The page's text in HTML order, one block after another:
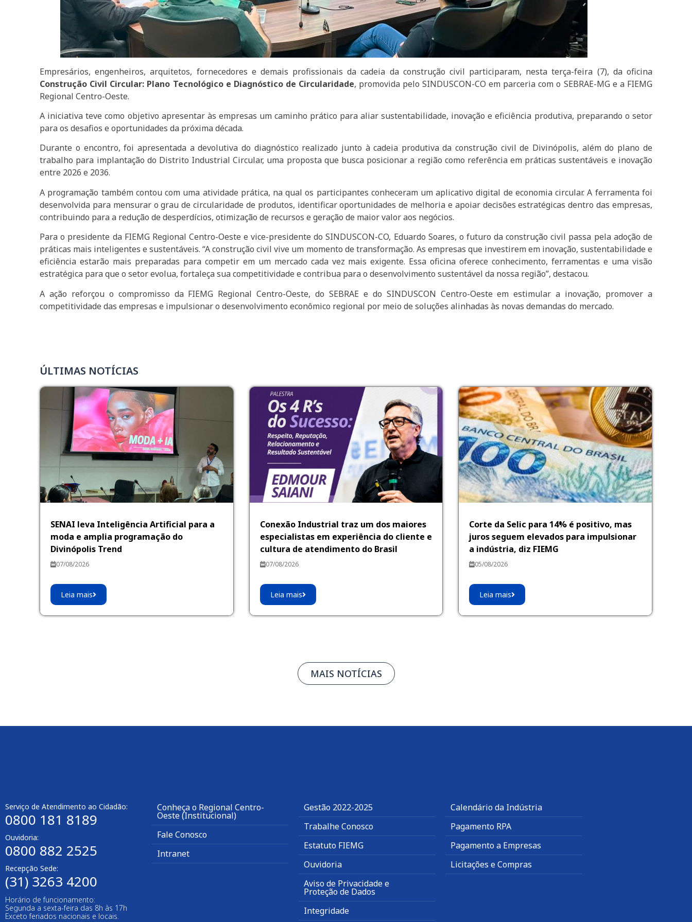
Empresários, engenheiros, arquitetos, fornecedores e demais profissionais da cadeia da construção civil participaram, nesta terça-feira (7), da oficina
Construção Civil Circular: Plano Tecnológico e Diagnóstico de Circularidade, promovida pelo SINDUSCON-CO em parceria com o SEBRAE-MG e a FIEMG
Regional Centro-Oeste.
A iniciativa teve como objetivo apresentar às empresas um caminho prático para aliar sustentabilidade, inovação e eficiência produtiva, preparando o setor
para os desafios e oportunidades da próxima década.
Durante o encontro, foi apresentada a devolutiva do diagnóstico realizado junto à cadeia produtiva da construção civil de Divinópolis, além do plano de
trabalho para implantação do Distrito Industrial Circular, uma proposta que busca posicionar a região como referência em práticas sustentáveis e inovação
entre 2026 e 2036.
A programação também contou com uma atividade prática, na qual os participantes conheceram um aplicativo digital de economia circular. A ferramenta foi
desenvolvida para mensurar o grau de circularidade de produtos, identificar oportunidades de melhoria e apoiar decisões estratégicas dentro das empresas,
contribuindo para a redução de desperdícios, otimização de recursos e geração de maior valor aos negócios.
Para o presidente da FIEMG Regional Centro-Oeste e vice-presidente do SINDUSCON-CO, Eduardo Soares, o futuro da construção civil passa pela adoção de
práticas mais inteligentes e sustentáveis. “A construção civil vive um momento de transformação. As empresas que investirem em inovação, sustentabilidade e
eficiência estarão mais preparadas para competir em um mercado cada vez mais exigente. Essa oficina oferece conhecimento, ferramentas e uma visão
estratégica para que o setor evolua, fortaleça sua competitividade e contribua para o desenvolvimento sustentável da nossa região”, destacou.
A ação reforçou o compromisso da FIEMG Regional Centro-Oeste, do SEBRAE e do SINDUSCON Centro-Oeste em estimular a inovação, promover a
competitividade das empresas e impulsionar o desenvolvimento econômico regional por meio de soluções alinhadas às novas demandas do mercado.
ÚLTIMAS NOTÍCIAS
SENAI leva Inteligência Artificial para a
moda e amplia programação do
Divinópolis Trend
07/08/2026
Leia mais
Conexão Industrial traz um dos maiores
especialistas em experiência do cliente e
cultura de atendimento do Brasil
07/08/2026
Leia mais
Corte da Selic para 14% é positivo, mas
juros seguem elevados para impulsionar
a indústria, diz FIEMG
05/08/2026
Leia mais
MAIS NOTÍCIAS
Serviço de Atendimento ao Cidadão:
0800 181 8189
Ouvidoria:
0800 882 2525
Recepção Sede:
(31) 3263 4200
Horário de funcionamento:
Segunda a sexta-feira das 8h às 17h
Exceto feriados nacionais e locais.
Conheça o Regional Centro-
Oeste (Institucional)
Fale Conosco
Intranet
Gestão 2022-2025
Trabalhe Conosco
Estatuto FIEMG
Ouvidoria
Aviso de Privacidade e
Proteção de Dados
Integridade
Calendário da Indústria
Pagamento RPA
Pagamento a Empresas
Licitações e Compras